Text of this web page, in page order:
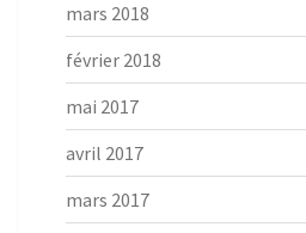
mars 2018
février 2018
mai 2017
avril 2017
mars 2017